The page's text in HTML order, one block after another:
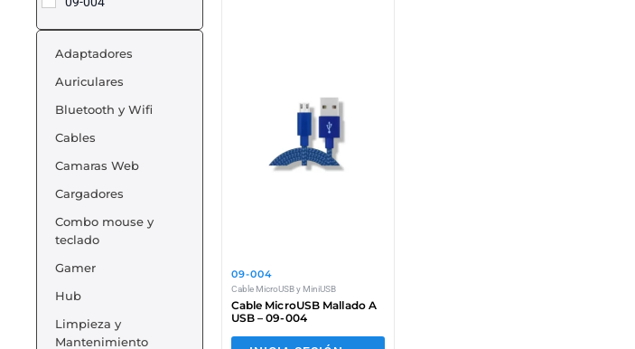
Adaptadores
Auriculares
Bluetooth y Wifi
Cables
Camaras Web
Cargadores
Combo mouse y
teclado
Gamer
Hub
Limpieza y
Mantenimiento
09-004
Cable MicroUSB y MiniUSB
Cable MicroUSB Mallado A
USB – 09-004